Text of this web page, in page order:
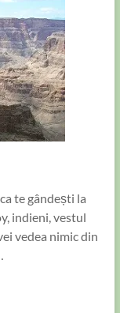
te gândești la
indieni, vestul
vedea nimic din